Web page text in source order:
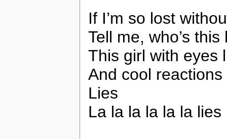
If I’m so lost
Tell me, who’s
This girl with eyes
And cool
Lies
La la la la la la lies